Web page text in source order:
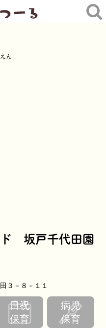
ん
ド 坂戸千代田園
３－８－１１
日祝
保育
病児
保育